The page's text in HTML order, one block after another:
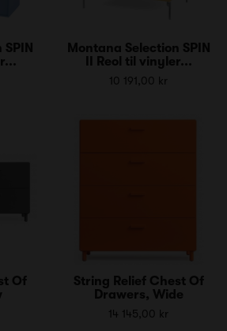
Montana Selection SPIN
II Reol til vinyler...
10 191,00 kr
Of
String Relief Chest Of
Drawers, Wide
14 145,00 kr